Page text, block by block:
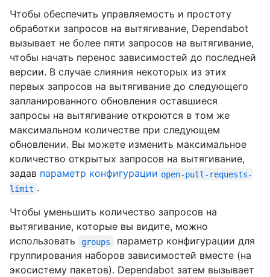
Чтобы обеспечить управляемость и простоту
обработки запросов на вытягивание, Dependabot
вызывает не более пяти запросов на вытягивание,
чтобы начать перенос зависимостей до последней
версии. В случае слияния некоторых из этих
первых запросов на вытягивание до следующего
запланированного обновления оставшиеся
запросы на вытягивание откроются в том же
максимальном количестве при следующем
обновлении. Вы можете изменить максимальное
количество открытых запросов на вытягивание,
задав параметр конфигурации open-pull-requests-
limit .
Чтобы уменьшить количество запросов на
вытягивание, которые вы видите, можно
использовать
groups
параметр конфигурации для
группирования наборов зависимостей вместе (на
экосистему пакетов). Dependabot затем вызывает